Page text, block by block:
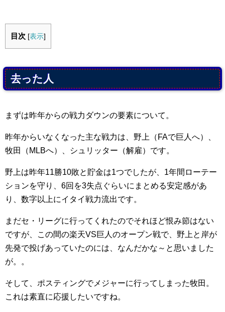
目次 [表示]
去った人
まずは昨年からの戦力ダウンの要素について。
昨年からいなくなった主な戦力は、野上（FAで巨人へ）、
牧田（MLBへ）、シュリッター（解雇）です。
野上は昨年11勝10敗と貯金は1つでしたが、1年間ローテー
ションを守り、6回を3失点ぐらいにまとめる安定感があ
り、数字以上にイタイ戦力流出です。
まだセ・リーグに行ってくれたのでそれほど恨み節はない
ですが、この間の楽天VS巨人のオープン戦で、野上と岸が
先発で投げあっていたのには、なんだかな～と思いました
が。。
そして、ポスティングでメジャーに行ってしまった牧田。
これは素直に応援したいですね。